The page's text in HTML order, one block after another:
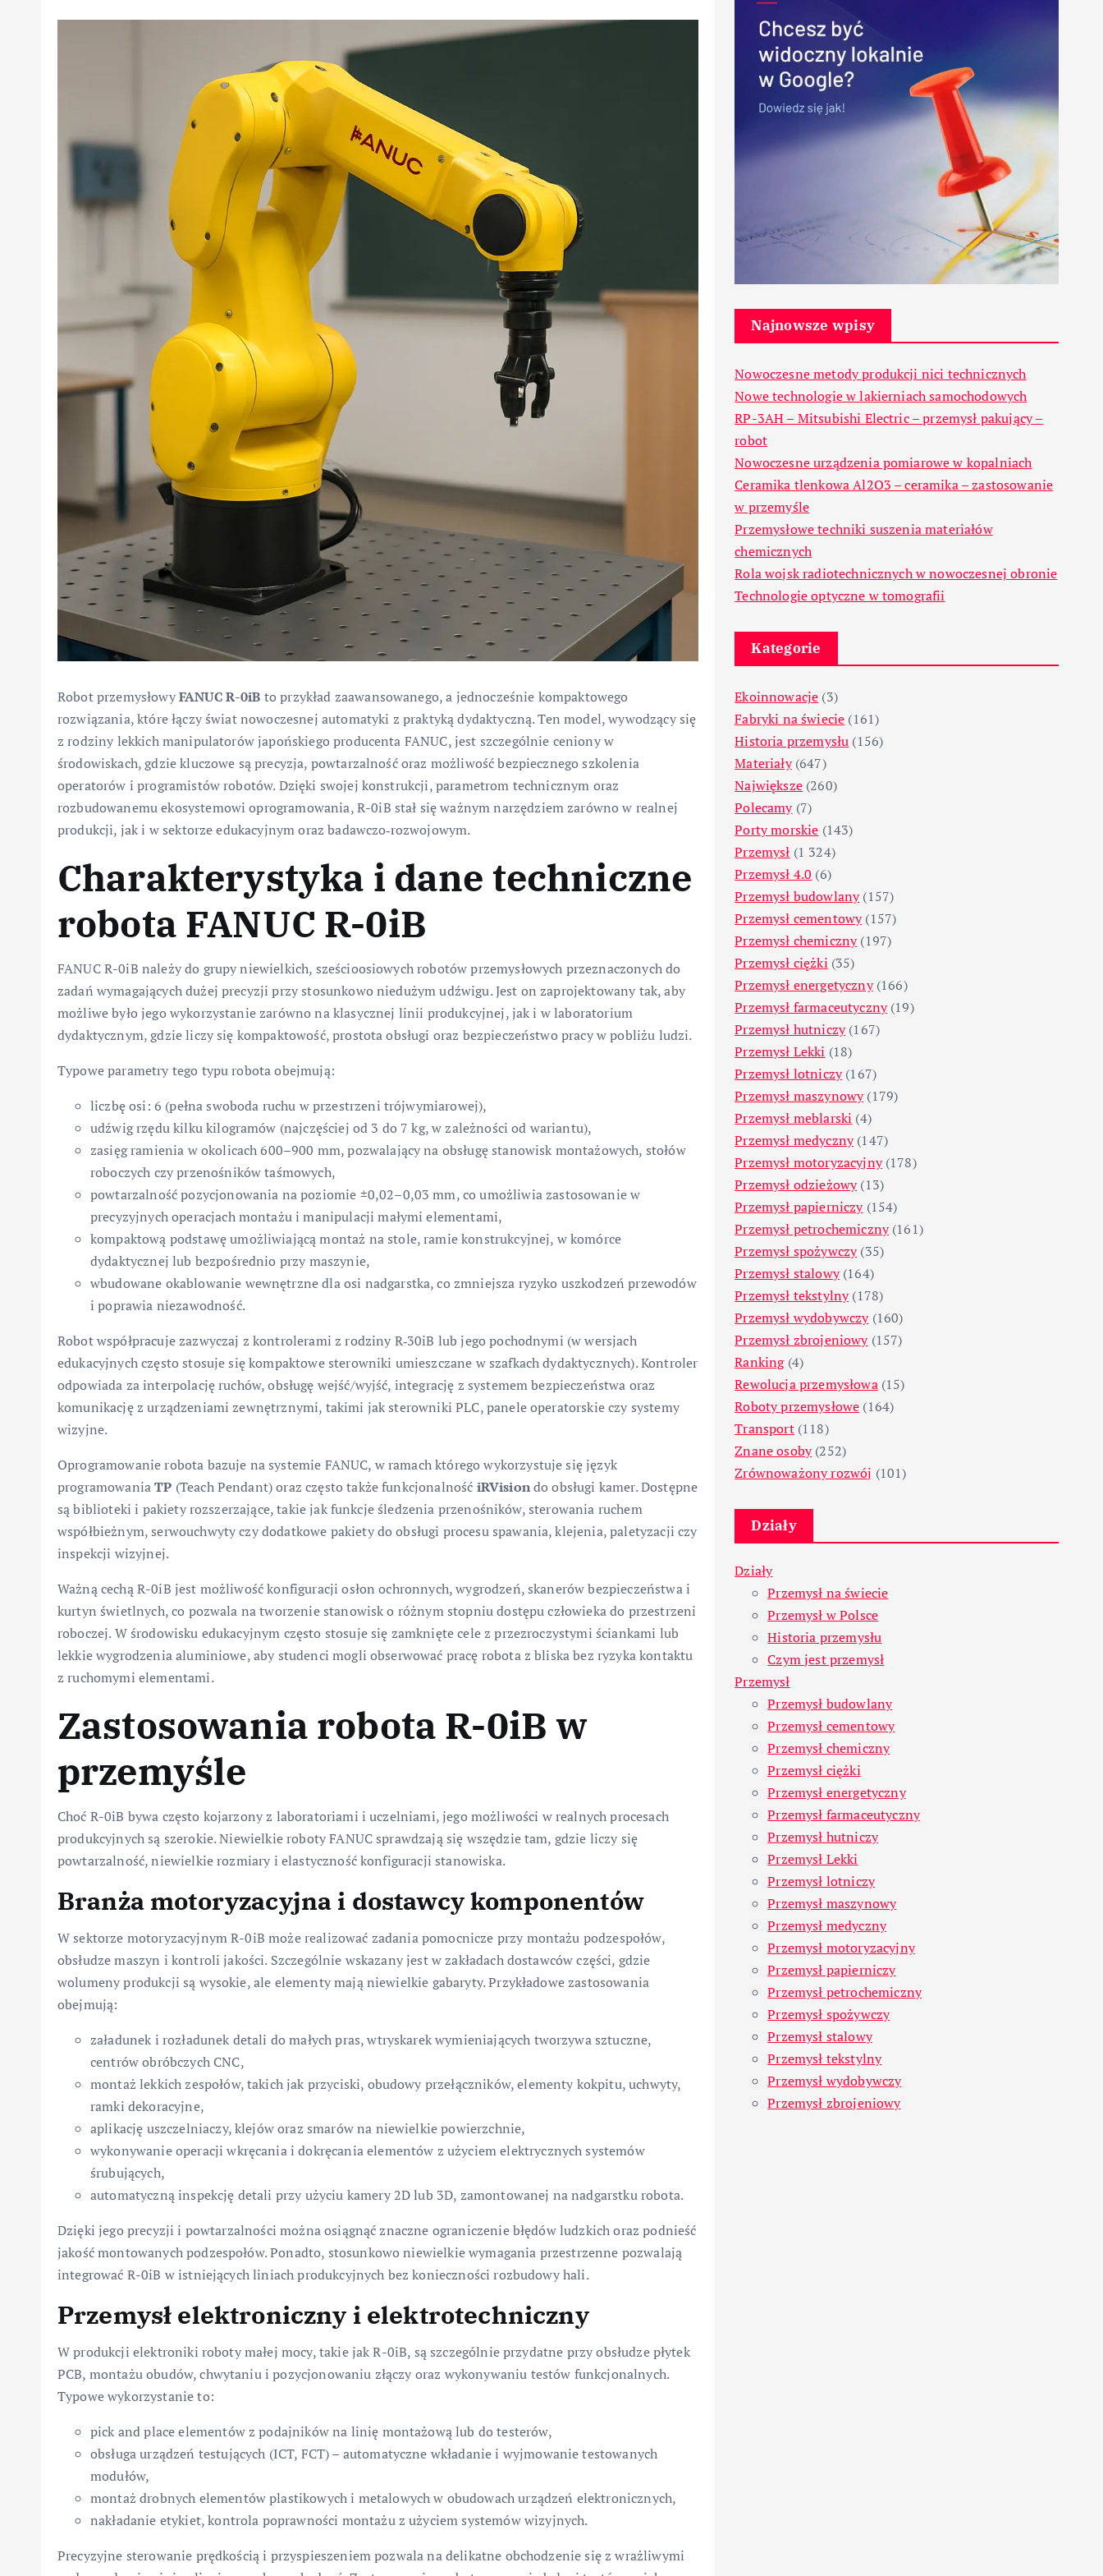
Robot przemysłowyFANUC R-0iB to przykład zaawansowanego, a jednocześnie kompaktowego
rozwiązania, które łączy świat nowoczesnej automatyki z praktyką dydaktyczną. Ten model, wywodzący się
z rodziny lekkich manipulatorów japońskiego producenta FANUC, jest szczególnie ceniony w
środowiskach, gdzie kluczowe są precyzja, powtarzalność oraz możliwość bezpiecznego szkolenia
operatorów i programistów robotów. Dzięki swojej konstrukcji, parametrom technicznym oraz
rozbudowanemu ekosystemowi oprogramowania, R-0iB stał się ważnym narzędziem zarówno w realnej
produkcji, jak i w sektorze edukacyjnym oraz badawczo‑rozwojowym.
Charakterystyka i dane techniczne
robota FANUC R-0iB
FANUC R-0iB należy do grupy niewielkich, sześcioosiowych robotów przemysłowych przeznaczonych do
zadań wymagających dużej precyzji przy stosunkowo niedużym udźwigu. Jest on zaprojektowany tak, aby
możliwe było jego wykorzystanie zarówno na klasycznej linii produkcyjnej, jak i w laboratorium
dydaktycznym, gdzie liczy się kompaktowość, prostota obsługi oraz bezpieczeństwo pracy w pobliżu ludzi.
Typowe parametry tego typu robota obejmują:
liczbę osi: 6 (pełna swoboda ruchu w przestrzeni trójwymiarowej),
udźwig rzędu kilku kilogramów (najczęściej od 3 do 7 kg, w zależności od wariantu),
zasięg ramienia w okolicach 600–900 mm, pozwalający na obsługę stanowisk montażowych, stołów
roboczych czy przenośników taśmowych,
powtarzalność pozycjonowania na poziomie ±0,02–0,03 mm, co umożliwia zastosowanie w
precyzyjnych operacjach montażu i manipulacji małymi elementami,
kompaktową podstawę umożliwiającą montaż na stole, ramie konstrukcyjnej, w komórce
dydaktycznej lub bezpośrednio przy maszynie,
wbudowane okablowanie wewnętrzne dla osi nadgarstka, co zmniejsza ryzyko uszkodzeń przewodów
i poprawia niezawodność.
Robot współpracuje zazwyczaj z kontrolerami z rodziny R‑30iB lub jego pochodnymi (w wersjach
edukacyjnych często stosuje się kompaktowe sterowniki umieszczane w szafkach dydaktycznych). Kontroler
odpowiada za interpolację ruchów, obsługę wejść/wyjść, integrację z systemem bezpieczeństwa oraz
komunikację z urządzeniami zewnętrznymi, takimi jak sterowniki PLC, panele operatorskie czy systemy
wizyjne.
Oprogramowanie robota bazuje na systemie FANUC, w ramach którego wykorzystuje się język
programowaniaTP (Teach Pendant) oraz często także funkcjonalność iRVisiondo obsługi kamer. Dostępne
są biblioteki i pakiety rozszerzające, takie jak funkcje śledzenia przenośników, sterowania ruchem
współbieżnym, serwouchwyty czy dodatkowe pakiety do obsługi procesu spawania, klejenia, paletyzacji czy
inspekcji wizyjnej.
Ważną cechą R-0iB jest możliwość konfiguracji osłon ochronnych, wygrodzeń, skanerów bezpieczeństwa i
kurtyn świetlnych, co pozwala na tworzenie stanowisk o różnym stopniu dostępu człowieka do przestrzeni
roboczej. W środowisku edukacyjnym często stosuje się zamknięte cele z przezroczystymi ściankami lub
lekkie wygrodzenia aluminiowe, aby studenci mogli obserwować pracę robota z bliska bez ryzyka kontaktu
z ruchomymi elementami.
Zastosowania robota R-0iB w
przemyśle
Choć R-0iB bywa często kojarzony z laboratoriami i uczelniami, jego możliwości w realnych procesach
produkcyjnych są szerokie. Niewielkie roboty FANUC sprawdzają się wszędzie tam, gdzie liczy się
powtarzalność, niewielkie rozmiary i elastyczność konfiguracji stanowiska.
Branża motoryzacyjna i dostawcy komponentów
W sektorze motoryzacyjnym R-0iB może realizować zadania pomocnicze przy montażu podzespołów,
obsłudze maszyn i kontroli jakości. Szczególnie wskazany jest w zakładach dostawców części, gdzie
wolumeny produkcji są wysokie, ale elementy mają niewielkie gabaryty. Przykładowe zastosowania
obejmują:
załadunek i rozładunek detali do małych pras, wtryskarek wymieniających tworzywa sztuczne,
centrów obróbczych CNC,
montaż lekkich zespołów, takich jak przyciski, obudowy przełączników, elementy kokpitu, uchwyty,
ramki dekoracyjne,
aplikację uszczelniaczy, klejów oraz smarów na niewielkie powierzchnie,
wykonywanie operacji wkręcania i dokręcania elementów z użyciem elektrycznych systemów
śrubujących,
automatyczną inspekcję detali przy użyciu kamery 2D lub 3D, zamontowanej na nadgarstku robota.
Dzięki jego precyzji i powtarzalności można osiągnąć znaczne ograniczenie błędów ludzkich oraz podnieść
jakość montowanych podzespołów. Ponadto, stosunkowo niewielkie wymagania przestrzenne pozwalają
integrować R-0iB w istniejących liniach produkcyjnych bez konieczności rozbudowy hali.
Przemysł elektroniczny i elektrotechniczny
W produkcji elektroniki roboty małej mocy, takie jak R-0iB, są szczególnie przydatne przy obsłudze płytek
PCB, montażu obudów, chwytaniu i pozycjonowaniu złączy oraz wykonywaniu testów funkcjonalnych.
Typowe wykorzystanie to:
pick and place elementów z podajników na linię montażową lub do testerów,
obsługa urządzeń testujących (ICT, FCT) – automatyczne wkładanie i wyjmowanie testowanych
modułów,
montaż drobnych elementów plastikowych i metalowych w obudowach urządzeń elektronicznych,
nakładanie etykiet, kontrola poprawności montażu z użyciem systemów wizyjnych.
Precyzyjne sterowanie prędkością i przyspieszeniem pozwala na delikatne obchodzenie się z wrażliwymi
Najnowsze wpisy
Nowoczesne metody produkcji nici technicznych
Nowe technologie w lakierniach samochodowych
RP-3AH – Mitsubishi Electric – przemysł pakujący –
robot
Nowoczesne urządzenia pomiarowe w kopalniach
Ceramika tlenkowa Al2O3 – ceramika – zastosowanie
w przemyśle
Przemysłowe techniki suszenia materiałów
chemicznych
Rola wojsk radiotechnicznych w nowoczesnej obronie
Technologie optyczne w tomografii
Kategorie
Ekoinnowacje (3)
Fabryki na świecie (161)
Historia przemysłu (156)
Materiały(647)
Największe(260)
Polecamy(7)
Porty morskie (143)
Przemysł (1 324)
Przemysł 4.0 (6)
Przemysł budowlany(157)
Przemysł cementowy(157)
Przemysł chemiczny(197)
Przemysł ciężki (35)
Przemysł energetyczny(166)
Przemysł farmaceutyczny(19)
Przemysł hutniczy(167)
Przemysł Lekki (18)
Przemysł lotniczy(167)
Przemysł maszynowy(179)
Przemysł meblarski (4)
Przemysł medyczny(147)
Przemysł motoryzacyjny(178)
Przemysł odzieżowy(13)
Przemysł papierniczy(154)
Przemysł petrochemiczny(161)
Przemysł spożywczy(35)
Przemysł stalowy(164)
Przemysł tekstylny(178)
Przemysł wydobywczy(160)
Przemysł zbrojeniowy(157)
Ranking(4)
Rewolucja przemysłowa(15)
Roboty przemysłowe (164)
Transport(118)
Znane osoby(252)
Zrównoważony rozwój (101)
Działy
Działy
Przemysł na świecie
Przemysł w Polsce
Historia przemysłu
Czym jest przemysł
Przemysł
Przemysł budowlany
Przemysł cementowy
Przemysł chemiczny
Przemysł ciężki
Przemysł energetyczny
Przemysł farmaceutyczny
Przemysł hutniczy
Przemysł Lekki
Przemysł lotniczy
Przemysł maszynowy
Przemysł medyczny
Przemysł motoryzacyjny
Przemysł papierniczy
Przemysł petrochemiczny
Przemysł spożywczy
Przemysł stalowy
Przemysł tekstylny
Przemysł wydobywczy
Przemysł zbrojeniowy